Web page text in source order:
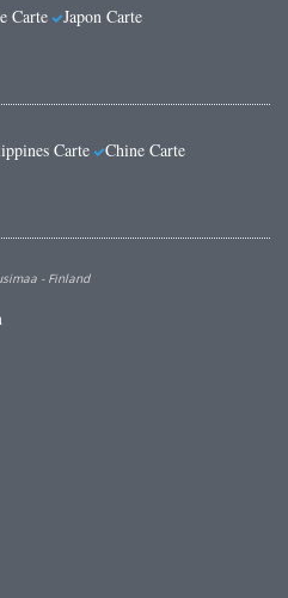
Carte Japon Carte
Carte Chine Carte
- Finland